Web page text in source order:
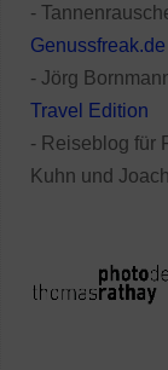
-
Genussfreak.de
- Jörg
Travel Edition
- Reiseblog für
Kuhn und